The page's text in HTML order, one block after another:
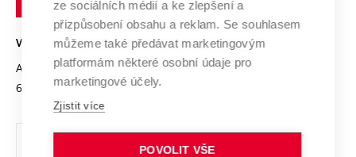
Open Science
Projekty
Projekty ze strukturálních fondů
Specifický výzkum
Mezinárodní dohody
Univerzitní sítě
Bezpečná univerzita
Vyznamenání
Organizační struktura
Ochrana osobních údajů
VYSOKÉ UČENÍ TECHNICKÉ V BRNĚ
Antonínská 548/1
602 00 Brno
www.vut.cz
vut@vutbr.cz
ze sociálních médií a ke zlepšení a
přizpůsobení obsahu a reklam. Se souhlasem
můžeme také předávat marketingovým
platformám některé osobní údaje pro
marketingové účely.
Zjistit více
POVOLIT VŠE